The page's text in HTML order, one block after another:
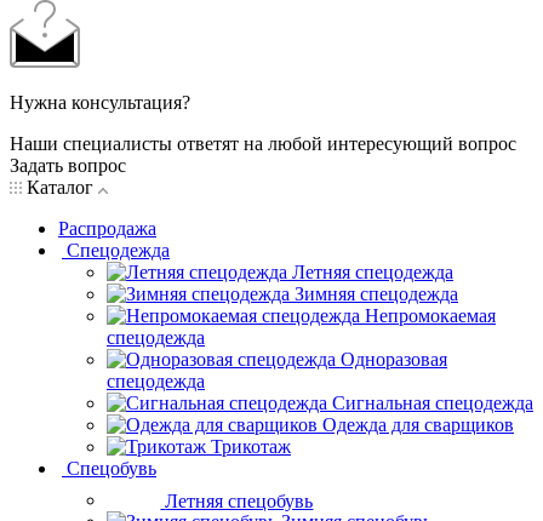
Нужна консультация?
Наши специалисты ответят на любой интересующий вопрос
Задать вопрос
Каталог
Распродажа
Спецодежда
Летняя спецодежда
Зимняя спецодежда
Непромокаемая
спецодежда
Одноразовая
спецодежда
Сигнальная спецодежда
Одежда для сварщиков
Трикотаж
Спецобувь
Летняя спецобувь